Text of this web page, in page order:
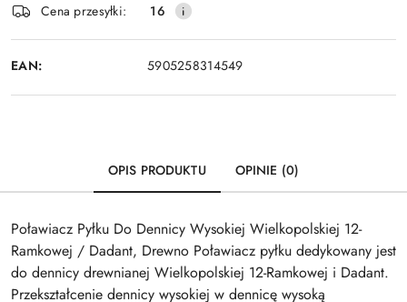
Wyślij
dostawa
Cena przesyłki:
16
EAN: 5905258314549
OPIS PRODUKTU OPINIE (0)
Poławiacz Pyłku Do Dennicy Wysokiej Wielkopolskiej 12-
Ramkowej / Dadant, Drewno Poławiacz pyłku dedykowany jest
do dennicy drewnianej Wielkopolskiej 12-Ramkowej i Dadant.
Przekształcenie dennicy wysokiej w dennicę wysoką